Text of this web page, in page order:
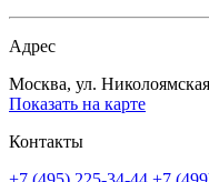
Адрес
Москва, ул.
Показать на карте
Контакты